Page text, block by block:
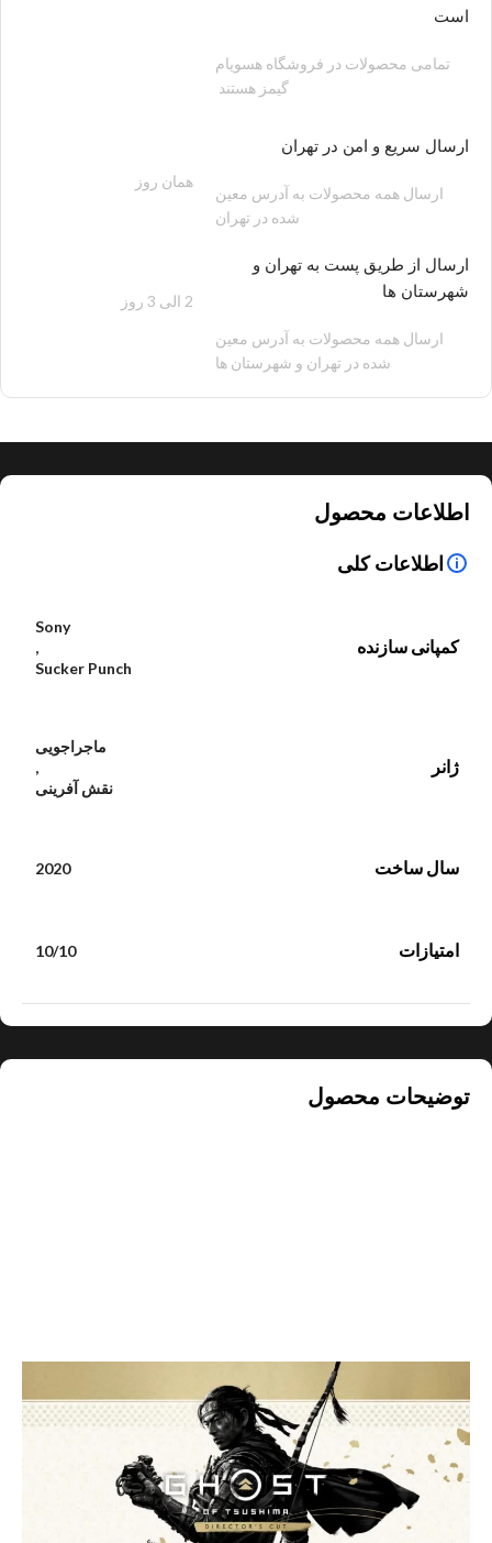
است
تمامی محصولات در فروشگاه هسویام
گیمز هستند
ارسال سریع و امن در تهران
ارسال همه محصولات به آدرس معین
شده در تهران
همان روز
ارسال از طریق پست به تهران و
شهرستان ها
ارسال همه محصولات به آدرس معین
شده در تهران و شهرستان ها
2 الی 3 روز
توضیحات محصول
اطلاعات محصول
اطلاعات کلی
کمپانی سازنده
Sony
,
Sucker Punch
ژانر
ماجراجویی
,
نقش آفرینی
سال ساخت 2020
امتیازات 10/10